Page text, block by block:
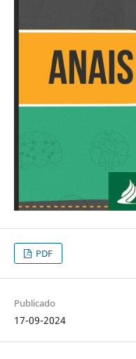
PDF
Publicado
17-09-2024